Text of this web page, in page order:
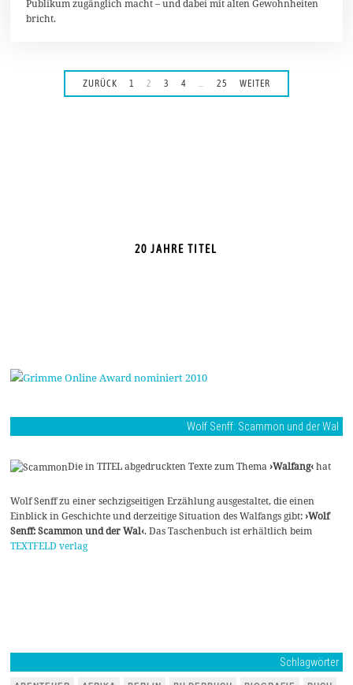
Publikum zugänglich macht – und dabei mit alten Gewohnheiten
bricht.
ZURÜCK 1 2 3 4 25 WEITER
20 JAHRE TITEL
Wolf Senff: Scammon und der Wal
Die in TITEL abgedruckten Texte zum Thema›Walfang‹hat
Wolf Senff zu einer sechzigseitigen Erzählung ausgestaltet, die einen
Einblick in Geschichte und derzeitige Situation des Walfangs gibt:›Wolf
Senff: Scammon und der Wal‹. Das Taschenbuch ist erhältlich beim
TEXTFELD verlag
Schlagwörter